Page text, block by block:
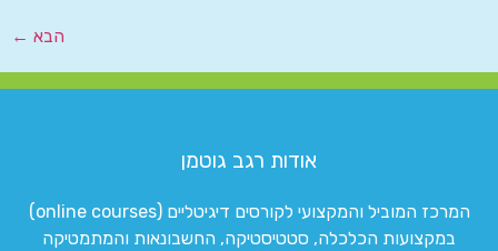
הבא ←
אודות רגב גוטמן
המרכז המוביל והמקצועי לקורסים דיגיטליים (online courses)
במקצועות הכלכלה, סטטיסטיקה, החשבונאות והמתמטיקה